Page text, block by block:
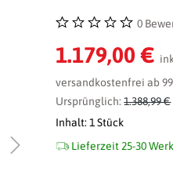
Durchschnittliche
0
1.179,00 €
versandkostenfrei ab
Ursprünglich:1.388,99 €
Inhalt:1 Stück
Lieferzeit 25-30